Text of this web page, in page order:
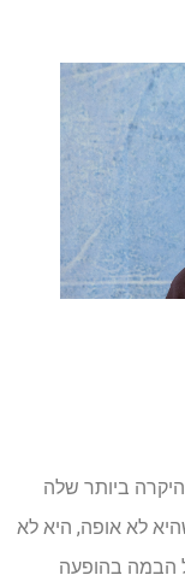
ביותר שלה
לא אופה, היא לא
הבמה בהופעה